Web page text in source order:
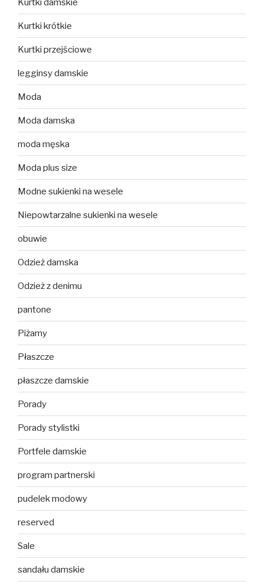
Kurtki damskie
Kurtki krótkie
Kurtki przejściowe
legginsy damskie
Moda
Moda damska
moda męska
Moda plus size
Modne sukienki na wesele
Niepowtarzalne sukienki na wesele
obuwie
Odzież damska
Odzież z denimu
pantone
Piżamy
Płaszcze
płaszcze damskie
Porady
Porady stylistki
Portfele damskie
program partnerski
pudelek modowy
reserved
Sale
sandału damskie